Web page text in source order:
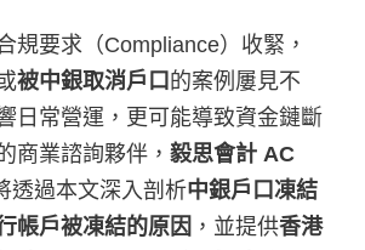
規要求（Compliance）收緊，
被中銀取消戶口 的案例屢見不
日常營運，更可能導致資金鏈斷
商業諮詢夥伴， 毅思會計 AC
透過本文深入剖析中銀戶口凍結
帳戶被凍結的原因 ，並提供香港